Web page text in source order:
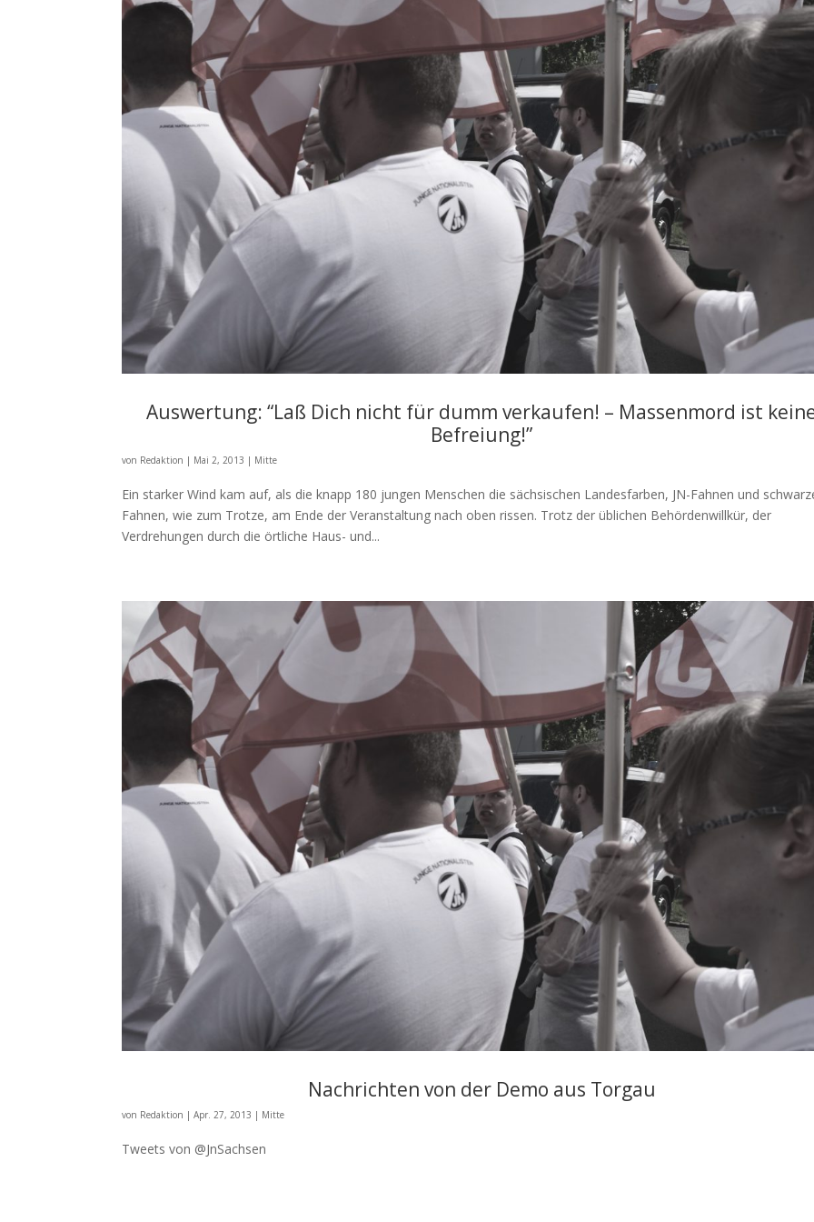
Auswertung: “Laß Dich nicht für dumm verkaufen! – Massenmord ist
Befreiung!”
von Redaktion | Mai 2, 2013 | Mitte
Ein starker Wind kam auf, als die knapp 180 jungen Menschen die sächsischen Landesfarben, JN-Fahnen und
Fahnen, wie zum Trotze, am Ende der Veranstaltung nach oben rissen. Trotz der üblichen Behördenwillkür, der
Verdrehungen durch die örtliche Haus- und...
Nachrichten von der Demo aus Torgau
von Redaktion |Apr. 27, 2013 | Mitte
Tweets von @JnSachsen